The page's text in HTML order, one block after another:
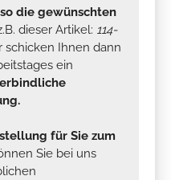
die gewünschten
dieser Artikel: 114-
schicken Ihnen dann
ein
für Sie zum
Sie bei uns